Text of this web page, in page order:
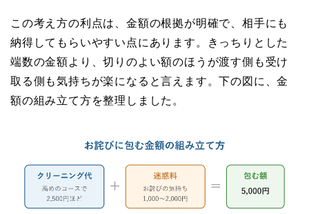
この考え方の利点は、金額の根拠が明確で、相手にも
納得してもらいやすい点にあります。きっちりとした
端数の金額より、切りのよい額のほうが渡す側も受け
取る側も気持ちが楽になると言えます。下の図に、金
額の組み立て方を整理しました。